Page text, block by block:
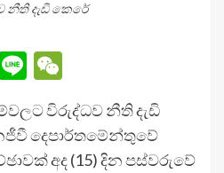
නීති දැඩි කෙරේ
Line
විරුද්ධව නීති දැඩි
දෙපාර්තමේන්තුවේ
අද (15) දින පස්වරුවේ